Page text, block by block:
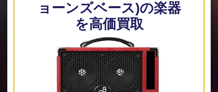
ョーンズベース)の楽器
を高価買取